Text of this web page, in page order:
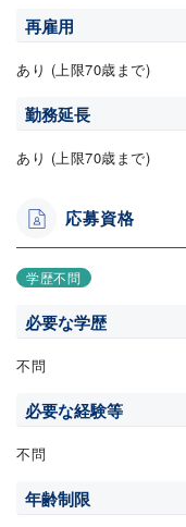
再雇用
あり (上限70歳まで)
勤務延長
あり (上限70歳まで)
応募資格
学歴不問
必要な学歴
不問
必要な経験等
不問
年齢制限